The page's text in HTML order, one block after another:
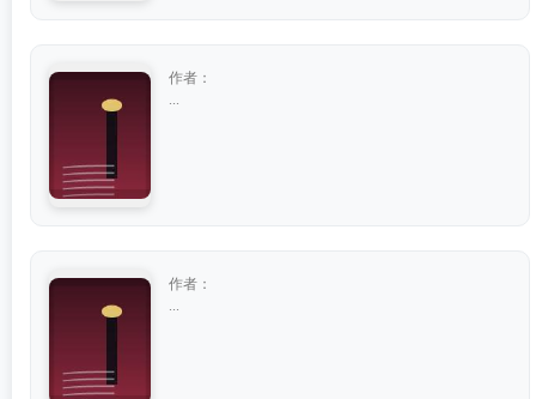
作者：
作者：